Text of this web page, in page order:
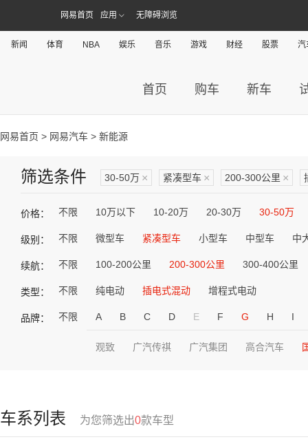
网易首页 应用 无障碍浏览
新闻 体育 NBA 娱乐 音乐 游戏 财经 股票 汽
首页 购车 新车
网易首页 > 网易汽车 > 新能源
筛选条件 30-50万 × 紧凑型车 × 200-300公里 ×
价格： 不限 10万以下 10-20万 20-30万 30-50万
级别： 不限 微型车 紧凑型车 小型车 中型车 中
续航： 不限 100-200公里 200-300公里 300-400公里
类型： 不限 纯电动 插电式混动 增程式电动
品牌： 不限 A B C D E F G H I
观致 广汽传祺 广汽集团 高合汽车
车系列表 为您筛选出0款车型